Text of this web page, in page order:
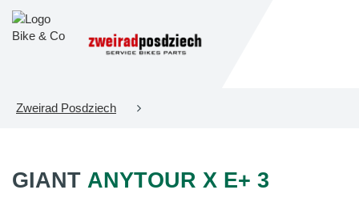
Zweirad Posdziech
GIANT ANYTOUR X E+ 3